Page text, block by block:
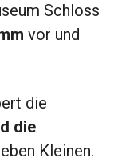
Schloss
vor und
die
die
Kleinen.